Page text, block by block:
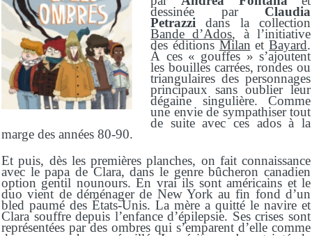
dessinée par Claudia
Petrazzi dans la collection
Bande d’Ados, à l’initiative
des éditions Milan et Bayard.
À ces « gouffes » s’ajoutent
les bouilles carrées, rondes ou
triangulaires des personnages
principaux sans oublier leur
dégaine singulière. Comme
une envie de sympathiser tout
de suite avec ces ados à la
marge des années 80-90.
Et puis, dès les premières planches, on fait connaissance
avec le papa de Clara, dans le genre bûcheron canadien
option gentil nounours. En vrai ils sont américains et le
duo vient de déménager de New York au fin fond d’un
bled paumé des États-Unis. La mère a quitté le navire et
Clara souffre depuis l’enfance d’épilepsie. Ses crises sont
représentées par des ombres qui s’emparent d’elle comme